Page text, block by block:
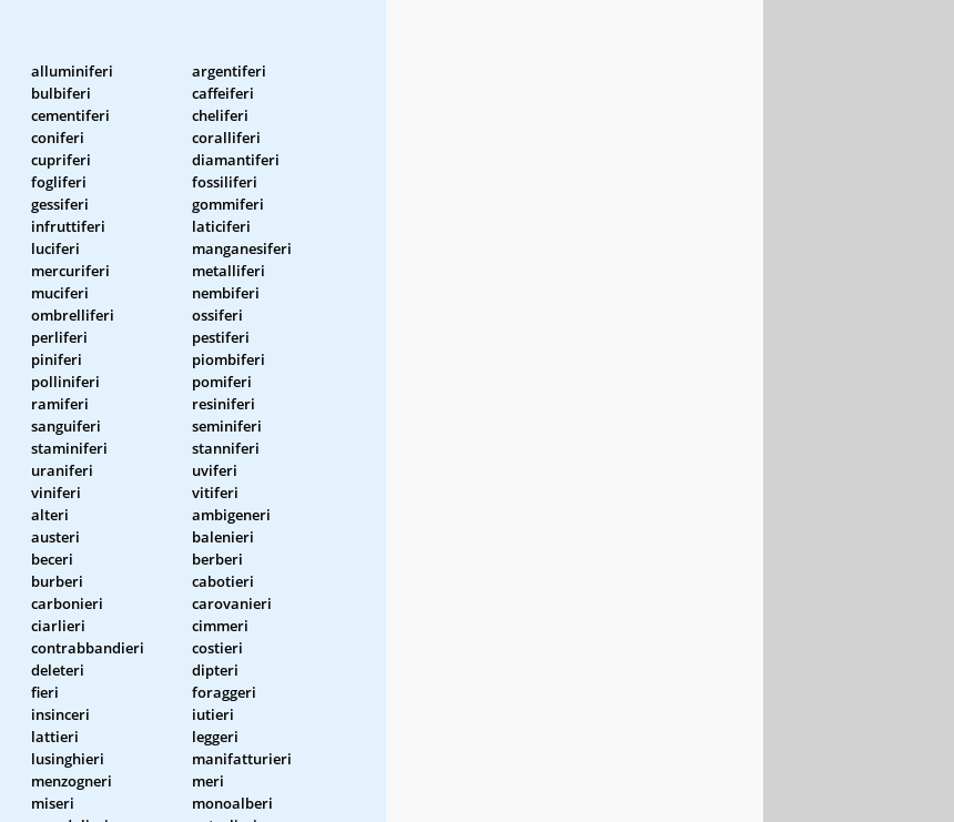
alluminiferi
argentiferi
bulbiferi
caffeiferi
cementiferi
cheliferi
coniferi
coralliferi
cupriferi
diamantiferi
fogliferi
fossiliferi
gessiferi
gommiferi
infruttiferi
laticiferi
luciferi
manganesiferi
mercuriferi
metalliferi
muciferi
nembiferi
ombrelliferi
ossiferi
perliferi
pestiferi
piniferi
piombiferi
polliniferi
pomiferi
ramiferi
resiniferi
sanguiferi
seminiferi
staminiferi
stanniferi
uraniferi
uviferi
viniferi
vitiferi
alteri
ambigeneri
austeri
balenieri
beceri
berberi
burberi
cabotieri
carbonieri
carovanieri
ciarlieri
cimmeri
contrabbandieri
costieri
deleteri
dipteri
fieri
foraggeri
insinceri
iutieri
lattieri
leggeri
lusinghieri
manifatturieri
menzogneri
meri
miseri
monoalberi